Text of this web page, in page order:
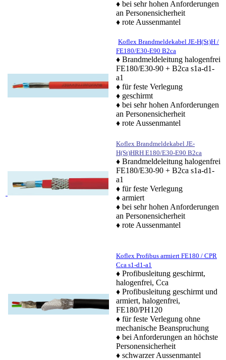
♦ bei sehr hohen Anforderungen
an Personensicherheit
♦ rote Aussenmantel
Koflex Brandmeldekabel JE-H(St)H /
FE180/E30-E90 B2ca
♦ Brandmeldeleitung halogenfrei
FE180/E30-90 + B2ca s1a-d1-
a1
♦ für feste Verlegung
♦ geschirmt
♦ bei sehr hohen Anforderungen
an Personensicherheit
♦ rote Aussenmantel
Koflex Brandmeldekabel JE-
H(St)HRH E180/E30-E90 B2ca
♦ Brandmeldeleitung halogenfrei
FE180/E30-90 + B2ca s1a-d1-
a1
♦ für feste Verlegung
♦ armiert
♦ bei sehr hohen Anforderungen
an Personensicherheit
♦ rote Aussenmantel
Koflex Profibus armiert FE180 / CPR
Cca s1-d1-a1
♦ Profibusleitung geschirmt,
halogenfrei, Cca
♦ Profibusleitung geschirmt und
armiert, halogenfrei,
FE180/PH120
♦ für feste Verlegung ohne
mechanische Beanspruchung
♦ bei Anforderungen an höchste
Personensicherheit
♦ schwarzerAussenmantel